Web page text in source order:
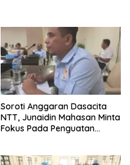
Soroti Anggaran Dasacita
NTT, Junaidin Mahasan Minta
Fokus Pada Penguatan